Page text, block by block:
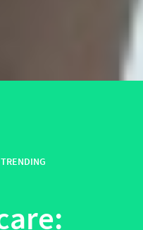
TRENDING